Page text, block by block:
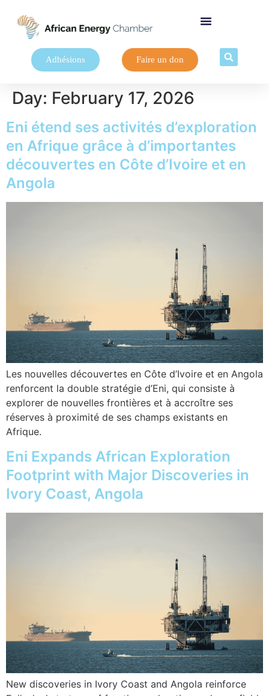
Adhésions Faire un don
Day: February 17, 2026
Eni étend ses activités d’exploration
en Afrique grâce à d’importantes
découvertes en Côte d’Ivoire et en
Angola
Les nouvelles découvertes en Côte d’Ivoire et en Angola
renforcent la double stratégie d’Eni, qui consiste à
explorer de nouvelles frontières et à accroître ses
réserves à proximité de ses champs existants en
Afrique.
Eni Expands African Exploration
Footprint with Major Discoveries in
Ivory Coast, Angola
New discoveries in Ivory Coast and Angola reinforce